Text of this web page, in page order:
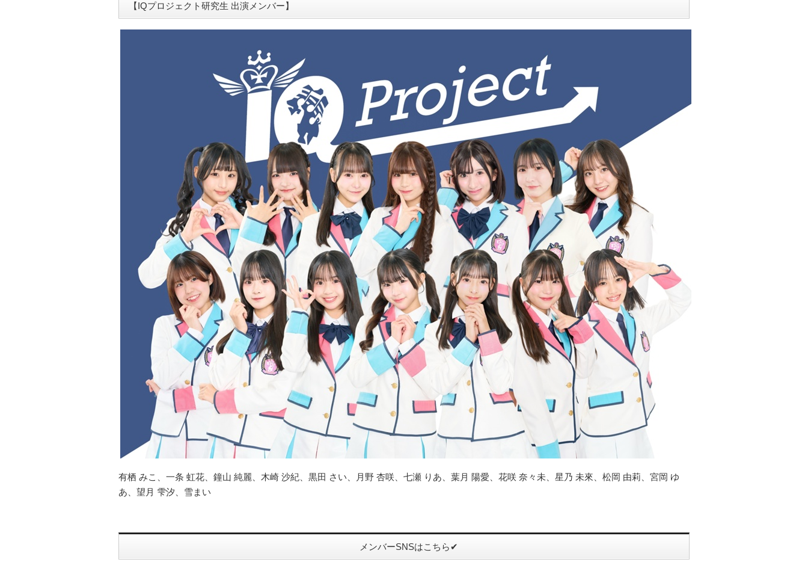
【IQプロジェクト研究生 出演メンバー】
有栖 みこ、一条 虹花、鐘山 純麗、木崎 沙紀、黒田 さい、月野 杏咲、七瀬 りあ、葉月 陽愛、花咲 奈々未、星乃 未來、松岡 由莉、宮岡 ゆ
あ、望月 雫汐、雪まい
メンバーSNSはこちら✔